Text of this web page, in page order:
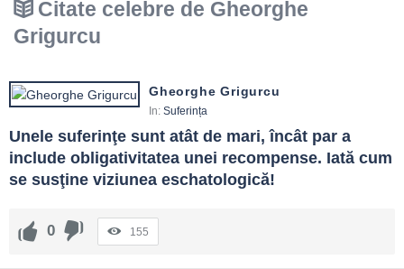
Citate celebre de Gheorghe
Grigurcu
Gheorghe Grigurcu
In: Suferința
Unele suferinţe sunt atât de mari, încât par a
include obligativitatea unei recompense. Iată cum
se susţine viziunea eschatologică!
0 155